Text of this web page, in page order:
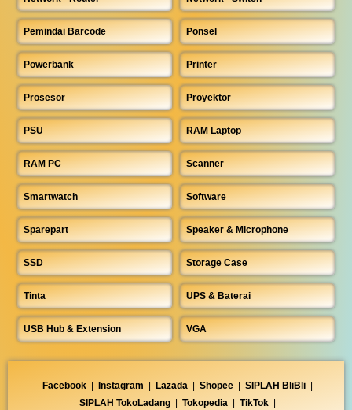
Pemindai Barcode Ponsel
Powerbank Printer
Prosesor Proyektor
PSU RAM Laptop
RAM PC Scanner
Smartwatch Software
Sparepart Speaker & Microphone
SSD Storage Case
Tinta UPS & Baterai
USB Hub & Extension VGA
Facebook | Instagram | Lazada | Shopee | SIPLAH BliBli |
SIPLAH TokoLadang | Tokopedia | TikTok |